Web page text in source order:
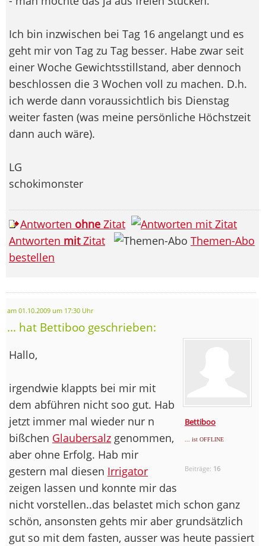
Ich bin inzwischen bei Tag 16 angelangt und es
geht mir von Tag zu Tag besser. Habe zwar seit
einer Woche Gewichtsstillstand, aber dennoch
beschlossen die 3 Wochen voll zu machen. D.h.
ich werde dann voraussichtlich bis Dienstag
weiter fasten (was meine persönliche Höchstzeit
dann auch wäre).
LG
schokimonster
Antworten ohne Zitat
Antworten mitZitat
Themen-Abo
bestellen
am 01.10.2009 um 17:30 Uhr
... hat Bettiboo geschrieben:
Bettiboo
... ist OFFLINE
Beiträge: 16
Hallo,
irgendwie klappts bei mir mit
dem abführen nicht soo gut. Hab
jetzt immer mal wieder nur n
bißchen Glaubersalz genommen,
aber ohne Erfolg. Hab mir
gestern mal diesen Irrigator
zeigen lassen und konnte mir das
nicht vorstellen..das belastet mich schon ganz
schön, ansonsten gehts mir aber grundsätzlich
gut so mit dem fasten, ausser was heute passiert